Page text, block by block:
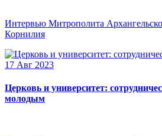
Интервью Митрополита
Корнилия
17 Авг 2023
Церковь и университет:
молодым